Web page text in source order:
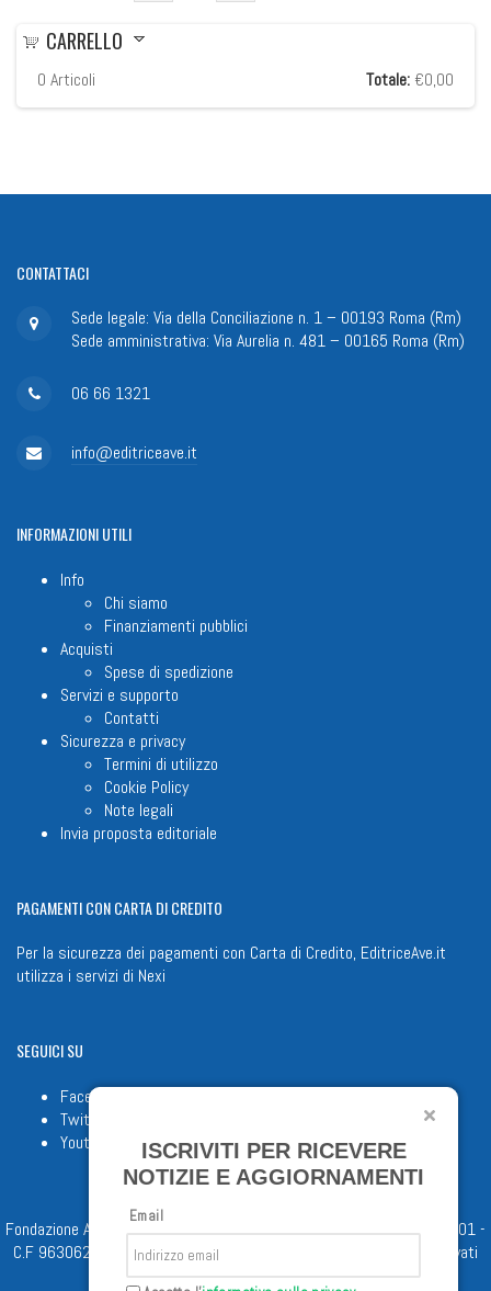
CARRELLO
0 Articoli Totale: €0,00
CONTATTACI
Sede legale: Via della Conciliazione n. 1 – 00193 Roma (Rm)
Sede amministrativa: Via Aurelia n. 481 – 00165 Roma (Rm)
06 66 1321
info@editriceave.it
INFORMAZIONIUTILI
Info
Chi siamo
Finanziamenti pubblici
Acquisti
Spese di spedizione
Servizi e supporto
Contatti
Sicurezza e privacy
Termini di utilizzo
Cookie Policy
Note legali
Invia proposta editoriale
PAGAMENTICON CARTA DI CREDITO
Per la sicurezza dei pagamenti con Carta di Credito, EditriceAve.it
utilizza i servizi di Nexi
SEGUICISU
Facebook
Twitter
Youtube
Fondazione Apostolicam Actuositatem ETS © 2023 - P.I. 05398481001 -
C.F 96306220581 - REA 888781 del 23/02/98 - Tutti i diritti riservati
ISCRIVITI PER RICEVERE
NOTIZIE E AGGIORNAMENTI
Email